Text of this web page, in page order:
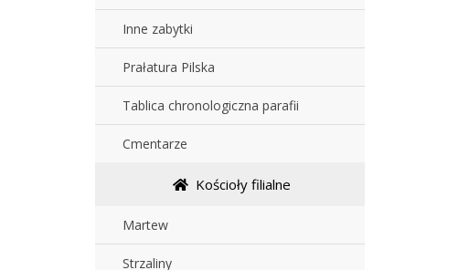
Inne zabytki
Prałatura Pilska
Tablica chronologiczna parafii
Cmentarze
Kościoły filialne
Martew
Strzaliny